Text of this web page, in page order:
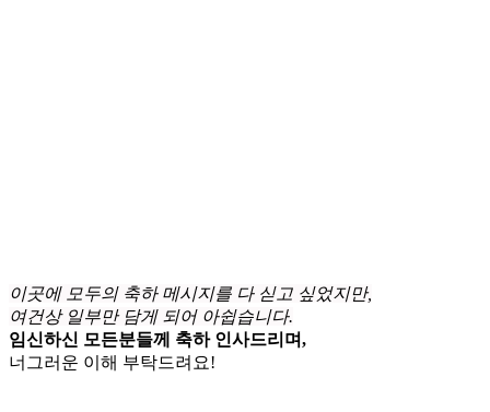
이곳에 모두의 축하 메시지를 다 싣고 싶었지만,
여건상 일부만 담게 되어 아쉽습니다.
임신하신 모든분들께 축하 인사드리며,
너그러운 이해 부탁드려요!